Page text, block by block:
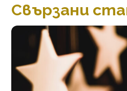
Свързани